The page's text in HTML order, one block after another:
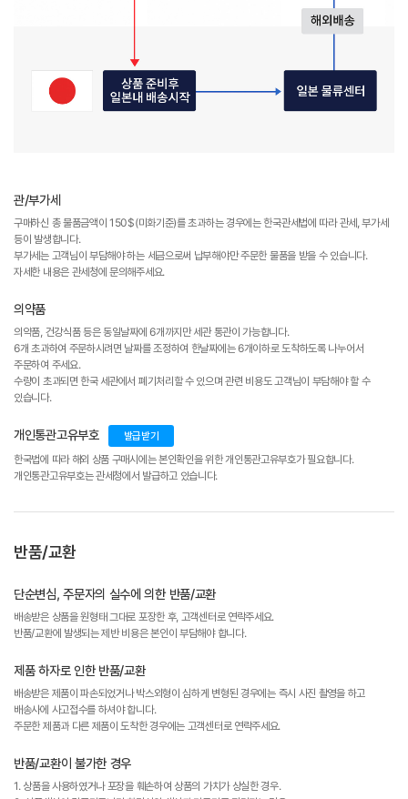
관/부가세
구매하신 총 물품금액이 150$(미화기준)를 초과하는 경우에는 한국관세법에 따라 관세, 부가세
등이 발생합니다.
부가세는 고객님이 부담해야 하는 세금으로써 납부해야만 주문한 물품을 받을 수 있습니다.
자세한 내용은 관세청에 문의해주세요.
의약품
의약품, 건강식품 등은 동일날짜에 6개까지만 세관 통관이 가능합니다.
6개 초과하여 주문하시려면 날짜를 조정하여 한날짜에는 6개이하로 도착하도록 나누어서
주문하여 주세요.
수량이 초과되면 한국 세관에서 폐기처리할 수 있으며 관련 비용도 고객님이 부담해야 할 수
있습니다.
개인통관고유부호 발급받기
한국법에 따라 해외 상품 구매시에는 본인확인을 위한 개인통관고유부호가 필요합니다.
개인통관고유부호는 관세청에서 발급하고 있습니다.
반품/교환
단순변심, 주문자의 실수에 의한 반품/교환
배송받은 상품을 원형태 그대로 포장한 후, 고객센터로 연락주세요.
반품/교환에 발생되는 제반 비용은 본인이 부담해야 합니다.
제품 하자로 인한 반품/교환
배송받은 제품이 파손되었거나 박스외형이 심하게 변형된 경우에는 즉시 사진 촬영을 하고
배송사에 사고접수를 하셔야 합니다.
주문한 제품과 다른 제품이 도착한 경우에는 고객센터로 연락주세요.
반품/교환이 불가한 경우
1. 상품을 사용하였거나 포장을 훼손하여 상품의 가치가 상실한 경우.